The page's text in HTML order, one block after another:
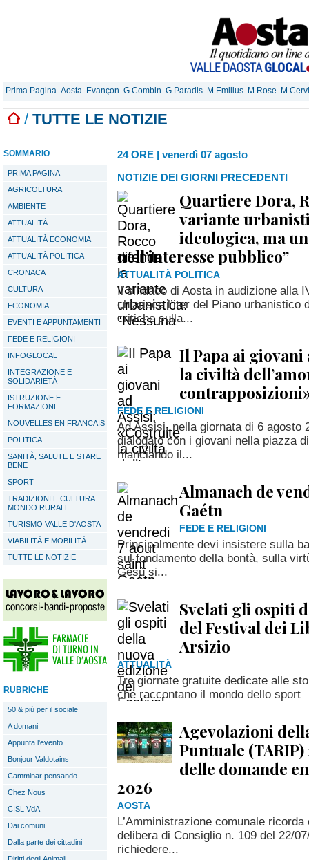
Prima Pagina Aosta Evançon G.Combin G.Paradis M.Emilius M.Rose
/ TUTTE LE NOTIZIE
SOMMARIO
PRIMA PAGINA
AGRICOLTURA
AMBIENTE
ATTUALITÀ
ATTUALITÀ ECONOMIA
ATTUALITÀ POLITICA
CRONACA
CULTURA
ECONOMIA
EVENTI E APPUNTAMENTI
FEDE E RELIGIONI
INFOGLOCAL
INTEGRAZIONE E
SOLIDARIETÀ
ISTRUZIONE E
FORMAZIONE
NOUVELLES EN FRANCAIS
POLITICA
SANITÀ, SALUTE E STARE
BENE
SPORT
TRADIZIONI E CULTURA
MONDO RURALE
TURISMO VALLE D'AOSTA
VIABILITÀ E MOBILITÀ
TUTTE LE NOTIZIE
RUBRICHE
50 & più per il sociale
A domani
Appunta l'evento
Bonjour Valdotains
Camminar pensando
Chez Nous
CISL VdA
Dai comuni
Dalla parte dei cittadini
24 ORE | venerdì 07 agosto
NOTIZIE DEI GIORNI PRECEDENTI
Quartiere Dora,
variante
ideologica, ma
nell’interesse pubblico”
ATTUALITÀ POLITICA
Il sindaco di Aosta in audizione alla
chiarisce l’iter del Piano urbanistico
critiche sulla...
Il Papa ai giovani
la civiltà
FEDE E RELIGIONI
Ad Assisi, nella giornata di 6 agosto
dialogato con i giovani nella piazza
rilanciando il...
Almanach de
Gaétn
FEDE E RELIGIONI
Principalmente devi insistere sulla
sul fondamento della bontà, sulla
Gesù si...
Svelati gli ospiti
del Festival dei
Arsizio
ATTUALITÀ
Tre giornate gratuite dedicate alle
che raccontano il mondo dello sport
Agevolazioni
Puntuale
delle domande
2026
AOSTA
L’Amministrazione comunale
delibera di Consiglio n. 109 del 22/
richiedere...